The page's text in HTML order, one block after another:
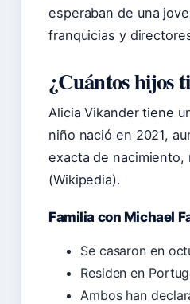
esperaban de una
franquicias y
¿Cuántos hijos
Alicia Vikander tiene
niño nació en 2021,
exacta de nacimiento,
(Wikipedia).
Familia con Michael
Se casaron en
Residen en
Ambos han